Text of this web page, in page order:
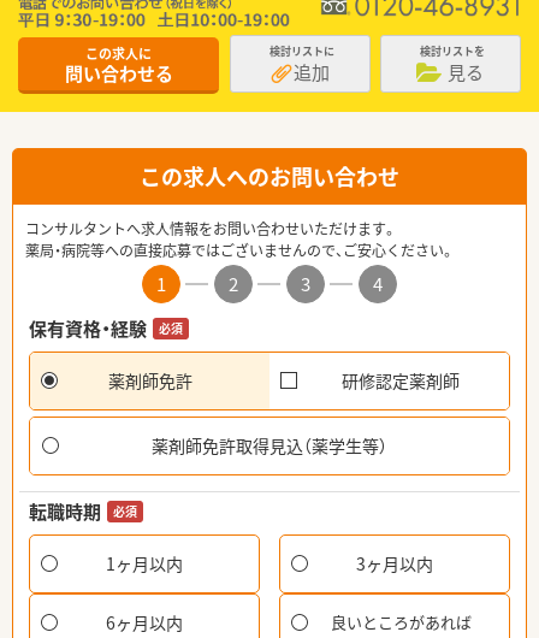
この求人に
問い合わせる
検討リストに
追加
検討リストを
見る
この求人へのお問い合わせ
コンサルタントへ求人情報をお問い合わせいただけます。
薬局・病院等への直接応募ではございませんので、ご安心ください。
1 2 3
4
保有資格・経験
必須
薬剤師免許 研修認定薬剤師
薬剤師免許取得見込（薬学生等）
転職時期 必須
1ヶ月以内 3ヶ月以内
6ヶ月以内 良いところがあれば